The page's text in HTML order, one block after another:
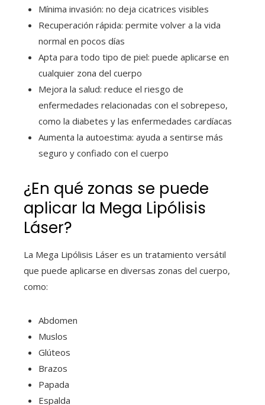
Mínima invasión: no deja cicatrices visibles
Recuperación rápida: permite volver a la vida
normal en pocos días
Apta para todo tipo de piel: puede aplicarse en
cualquier zona del cuerpo
Mejora la salud: reduce el riesgo de
enfermedades relacionadas con el sobrepeso,
como la diabetes y las enfermedades cardíacas
Aumenta la autoestima: ayuda a sentirse más
seguro y confiado con el cuerpo
¿En qué zonas se puede
aplicar la Mega Lipólisis
Láser?
La Mega Lipólisis Láser es un tratamiento versátil
que puede aplicarse en diversas zonas del cuerpo,
como:
Abdomen
Muslos
Glúteos
Brazos
Papada
Espalda